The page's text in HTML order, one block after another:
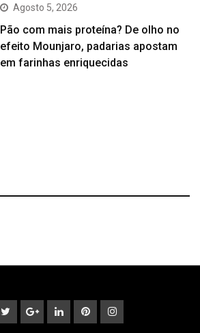
Agosto 5, 2026
Pão com mais proteína? De olho no
efeito Mounjaro, padarias apostam
em farinhas enriquecidas